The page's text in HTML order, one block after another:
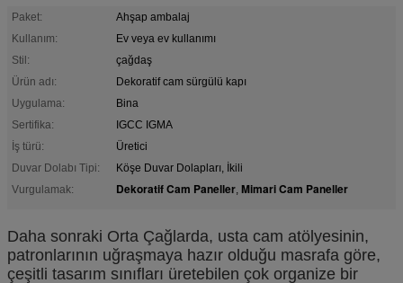
Paket:
Ahşap ambalaj
Kullanım:
Ev veya ev kullanımı
Stil:
çağdaş
Ürün adı:
Dekoratif cam sürgülü kapı
Uygulama:
Bina
Sertifika:
IGCC IGMA
İş türü:
Üretici
Duvar Dolabı Tipi:
Köşe Duvar Dolapları, İkili
Vurgulamak:
Dekoratif Cam Paneller, Mimari Cam Paneller
Daha sonraki Orta Çağlarda, usta cam atölyesinin,
patronlarının uğraşmaya hazır olduğu masrafa göre,
çeşitli tasarım sınıfları üretebilen çok organize bir